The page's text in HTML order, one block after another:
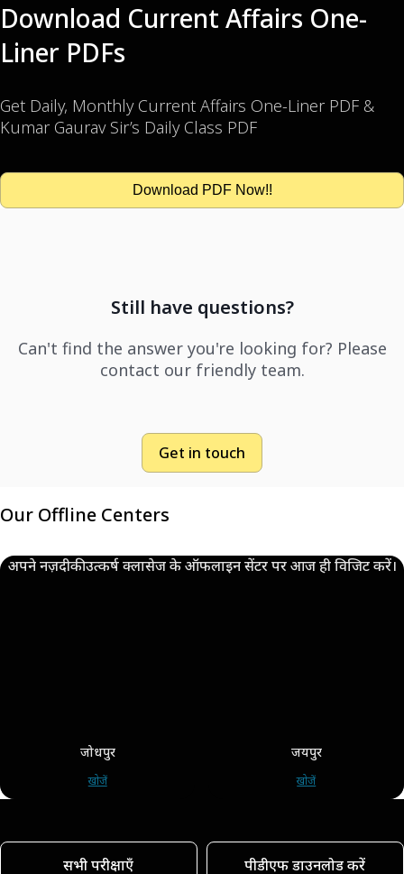
Download Current Affairs One-
Liner PDFs
Get Daily, Monthly Current Affairs One-Liner PDF &
Kumar Gaurav Sir’s Daily Class PDF
Download PDF Now!!
Still have questions?
Can't find the answer you're looking for? Please
contact our friendly team.
Get in touch
Our Offline Centers
अपने नज़दीकी उत्कर्ष क्लासेज के ऑफलाइन सेंटर पर आज ही विजिट करें।
जोधपुर
खोजें
जयपुर
खोजें
सभी परीक्षाएँ पीडीएफ डाउनलोड करें